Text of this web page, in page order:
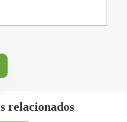
relacionados